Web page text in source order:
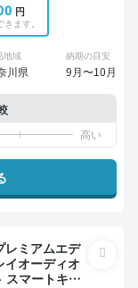
円
ます。
地域
川県
納期の目安
9月〜10月
レミアムエデ
スマートキー